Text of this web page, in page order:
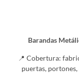
Barandas
📍 Cobertura:
puertas,